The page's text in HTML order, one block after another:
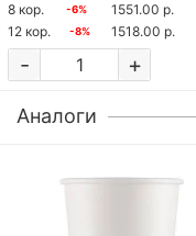
8 кор.
-6%
1551.00 р.
12 кор.
-8% 1518.00 р.
+
-
Аналоги